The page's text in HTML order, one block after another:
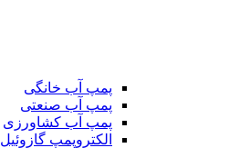
پمپ آب خانگی
پمپ آب صنعتی
پمپ آب کشاورزی
الکتروپمپ گازوئیل